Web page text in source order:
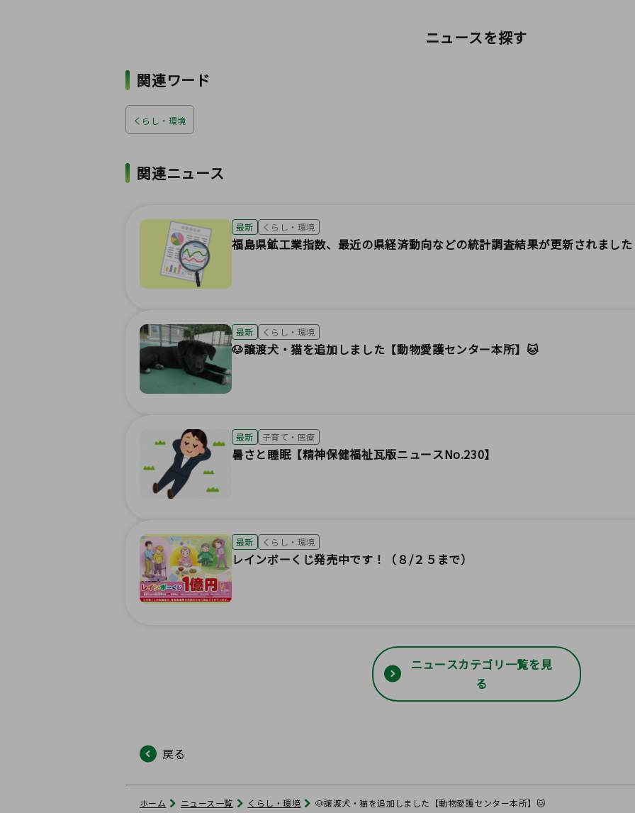
ニュースを探す
関連ワード
くらし・環境
関連ニュース
最新 くらし・環境
福島県鉱工業指数、最近の県経済動向などの統計調査結果が更新されまし
最新 くらし・環境
🐶譲渡犬・猫を追加しました【動物愛護センター本所】🐱
最新 子育て・医療
暑さと睡眠【精神保健福祉瓦版ニュースNo.230】
最新 くらし・環境
レインボーくじ発売中です！（８/２５まで）
ニュースカテゴリ一覧を見
る
戻る
ホーム ニュース一覧 くらし・環境 🐶譲渡犬・猫を追加しました【動物愛護センター本所】🐱